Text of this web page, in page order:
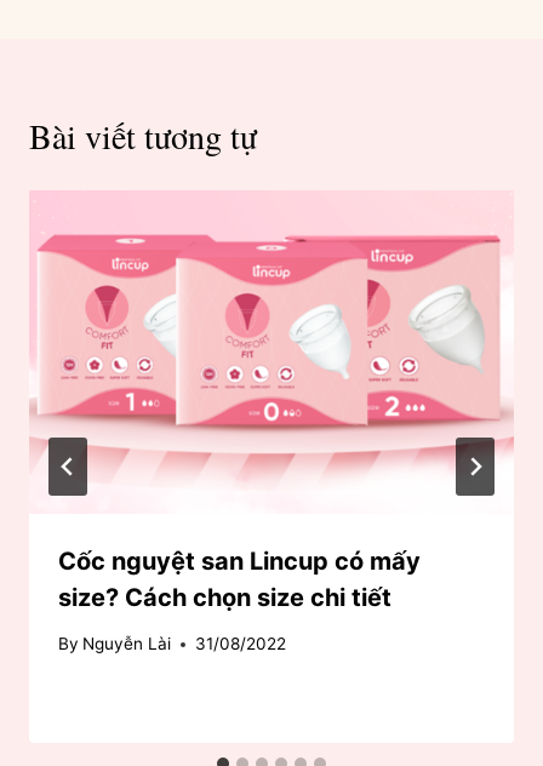
Bài viết tương tự
Cốc nguyệt san Lincup có mấy
size? Cách chọn size chi tiết
By Nguyễn Lài 31/08/2022